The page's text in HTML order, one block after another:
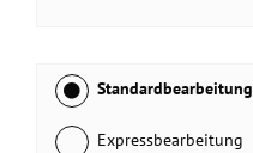
Standardbearbeitung
Expressbearbeitung